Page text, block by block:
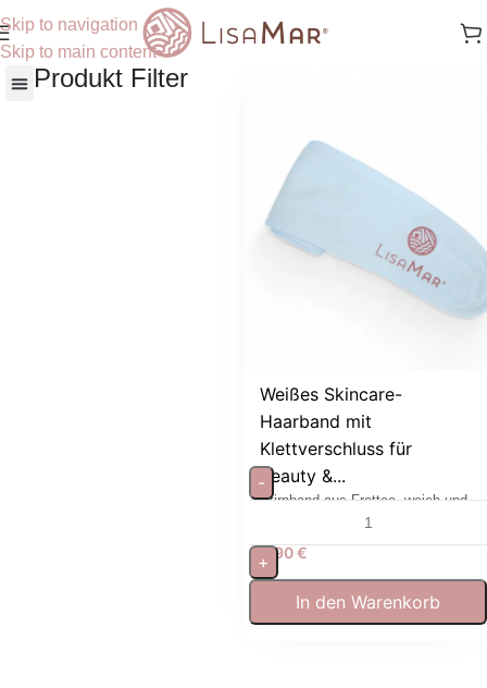
Skip to navigation
Skip to main content
Produkt Filter
Weißes Skincare-
Haarband mit
Klettverschluss für
Beauty &...
Stirnband aus Frottee, weich und
waschbar für Gesichtspflege
5,90€
-
+
In den Warenkorb